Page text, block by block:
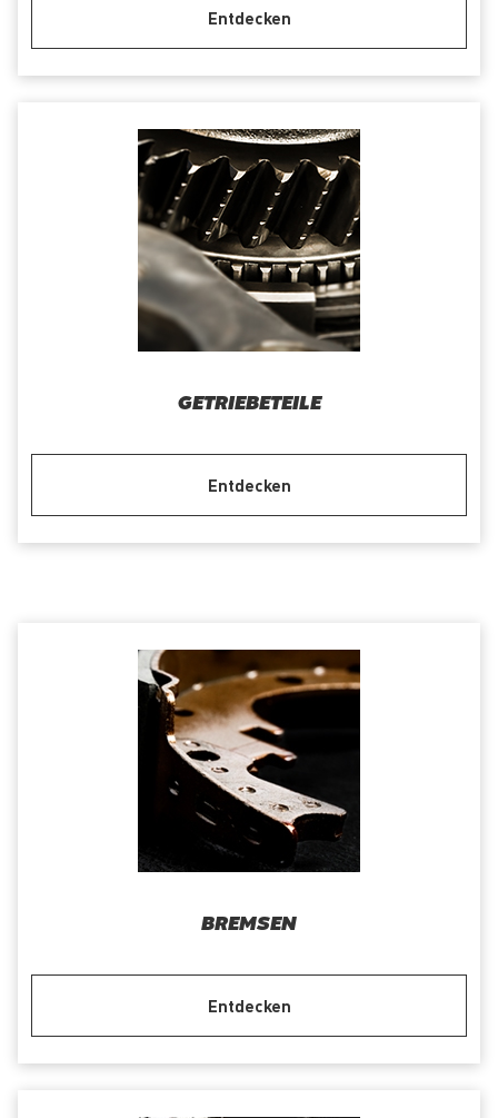
Entdecken
GETRIEBETEILE
Entdecken
BREMSEN
Entdecken